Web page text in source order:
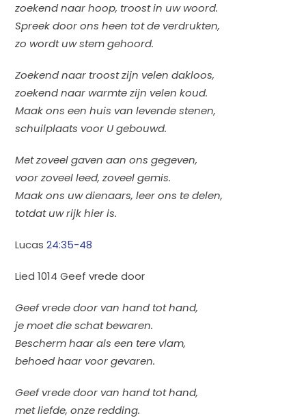
zoekend naar hoop, troost in uw woord.
Spreek door ons heen tot de verdrukten,
zo wordt uw stem gehoord.
Zoekend naar troost zijn velen dakloos,
zoekend naar warmte zijn velen koud.
Maak ons een huis van levende stenen,
schuilplaats voor U gebouwd.
Met zoveel gaven aan ons gegeven,
voor zoveel leed, zoveel gemis.
Maak ons uw dienaars, leer ons te delen,
totdat uw rijk hier is.
Lucas24:35-48
Lied 1014 Geef vrede door
Geef vrede door van hand tot hand,
je moet die schat bewaren.
Bescherm haar als een tere vlam,
behoed haar voor gevaren.
Geef vrede door van hand tot hand,
met liefde, onze redding.